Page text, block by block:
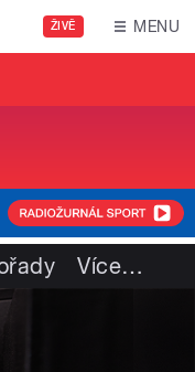
ŽIVĚ MENU
Více…